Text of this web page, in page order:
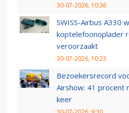
30-07-2026, 10:36
SWISS-Airbus A330
koptelefoonoplader
veroorzaakt
30-07-2026, 10:23
Bezoekersrecord
Airshow: 41 procent
keer